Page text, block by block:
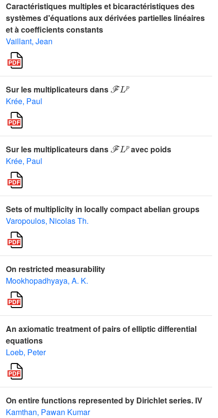
Caractéristiques multiples et bicaractéristiques des
systèmes d'équations aux dérivées partielles linéaires
et à coefficients constants
Vaillant, Jean
Sur les multiplicateurs dans
ℱ
Krée, Paul
Sur les multiplicateurs dans
ℱ
avec poids
Krée, Paul
Sets of multiplicity in locally compact abelian groups
Varopoulos, Nicolas Th.
On restricted measurability
Mookhopadhyaya, A. K.
An axiomatic treatment of pairs of elliptic differential
equations
Loeb, Peter
On entire functions represented by Dirichlet series. IV
Kamthan, Pawan Kumar